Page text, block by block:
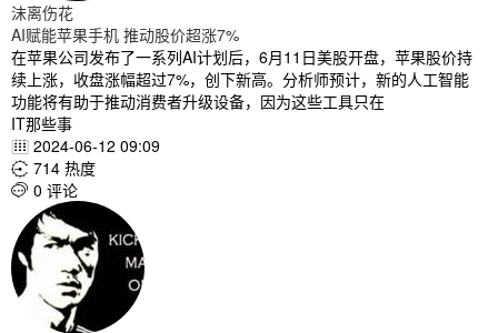
沫离伤花
AI赋能苹果手机 推动股价超涨7%
在苹果公司发布了一系列AI计划后，6月11日美股开盘，苹果股价持
续上涨，收盘涨幅超过7%，创下新高。分析师预计，新的人工智能
功能将有助于推动消费者升级设备，因为这些工具只在
IT那些事
 2024-06-12 09:09
 714 热度
 0 评论